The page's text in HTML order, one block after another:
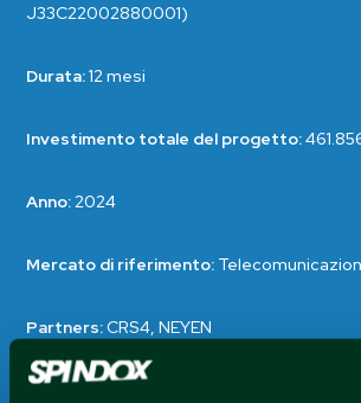
J33C22002880001)
Durata:12 mesi
Investimento totale del progetto:
Anno:2024
Mercato di riferimento:
Partners:CRS4, NEYEN
Contributo ammesso: